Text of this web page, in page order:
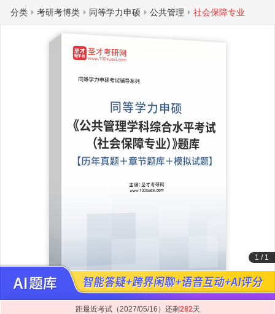
分类 考研考博类 同等学力申硕 公共管理 社会保障专业
1 / 1
距最近考试（2027/05/16）还剩282天